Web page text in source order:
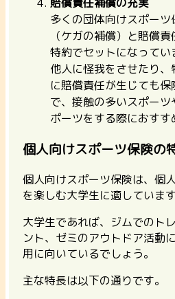
多くの団体向けスポー
（ケガの補償）と賠償
特約でセットになってい
他人に怪我をさせたり
に賠償責任が生じても
で、 接触の多いスポー
ポーツをする際におすす
個人向けスポーツ保険の
個人向けスポーツ保険は、 個
を楽しむ大学生に適しています
大学生であれば、ジムでのト
ント、ゼミのアウトドア活動
用に向いているでしょう。
主な特長は以下の通りです。